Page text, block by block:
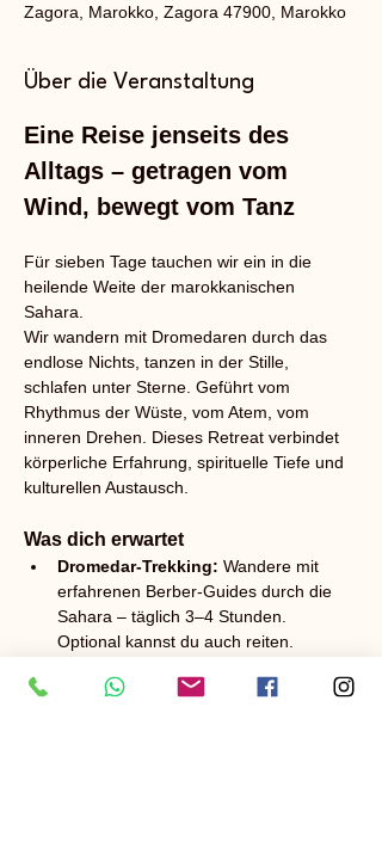
Zagora, Marokko, Zagora 47900, Marokko
Über die Veranstaltung
Eine Reise jenseits des
Alltags – getragen vom
Wind, bewegt vom Tanz
Für sieben Tage tauchen wir ein in die
heilende Weite der marokkanischen
Sahara.
Wir wandern mit Dromedaren durch das
endlose Nichts, tanzen in der Stille,
schlafen unter Sterne. Geführt vom
Rhythmus der Wüste, vom Atem, vom
inneren Drehen. Dieses Retreat verbindet
körperliche Erfahrung, spirituelle Tiefe und
kulturellen Austausch.
Was dich erwartet
Dromedar-Trekking: Wandere mit
erfahrenen Berber-Guides durch die
Sahara – täglich 3–4 Stunden.
Optional kannst du auch reiten.
des meditativen Drehens – für